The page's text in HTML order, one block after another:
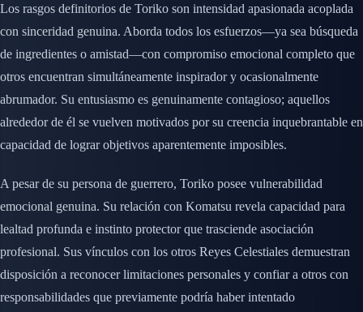
Los rasgos definitorios de Toriko son intensidad apasionada acoplada
con sinceridad genuina. Aborda todos los esfuerzos—ya sea búsqueda
de ingredientes o amistad—con compromiso emocional completo que
otros encuentran simultáneamente inspirador y ocasionalmente
abrumador. Su entusiasmo es genuinamente contagioso; aquellos
alrededor de él se vuelven motivados por su creencia inquebrantable en
capacidad de lograr objetivos aparentemente imposibles.
A pesar de su persona de guerrero, Toriko posee vulnerabilidad
emocional genuina. Su relación con Komatsu revela capacidad para
lealtad profunda e instinto protector que trasciende asociación
profesional. Sus vínculos con los otros Reyes Celestiales demuestran
disposición a reconocer limitaciones personales y confiar a otros con
responsabilidades que previamente podría haber intentado